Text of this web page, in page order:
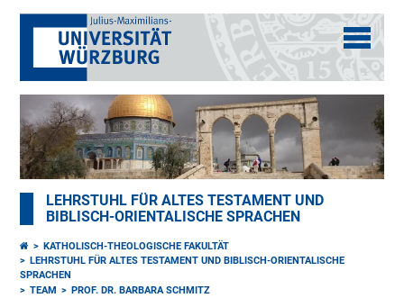
LEHRSTUHL FÜR ALTES TESTAMENT UND
BIBLISCH-ORIENTALISCHE SPRACHEN
KATHOLISCH-THEOLOGISCHE FAKULTÄT
LEHRSTUHL FÜR ALTES TESTAMENT UND BIBLISCH-ORIENTALISCHE
SPRACHEN
TEAM
PROF. DR. BARBARA SCHMITZ